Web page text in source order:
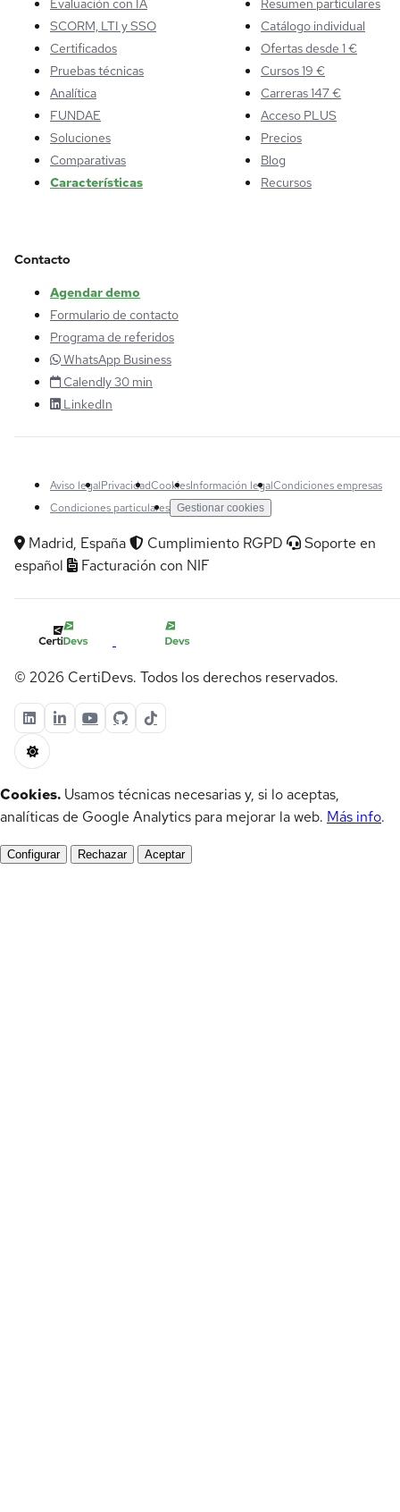
Evaluación con IA
SCORM, LTI y SSO
Certificados
Pruebas técnicas
Analítica
FUNDAE
Soluciones
Comparativas
Características
Resumen particulares
Catálogo individual
Ofertas desde 1 €
Cursos 19 €
Carreras 147 €
Acceso PLUS
Precios
Blog
Recursos
Contacto
Agendar demo
Formulario de contacto
Programa de referidos
WhatsApp Business
Calendly 30 min
LinkedIn
Aviso legalPrivacidadCookiesInformación legalCondiciones empresas
Condiciones particulares Gestionar cookies
Madrid, España Cumplimiento RGPD
Soporte en
español
Facturación con NIF
© 2026 CertiDevs. Todos los derechos reservados.
Cookies. Usamos técnicas necesarias y, si lo aceptas,
analíticas de Google Analytics para mejorar la web. Más info.
Configurar Rechazar Aceptar